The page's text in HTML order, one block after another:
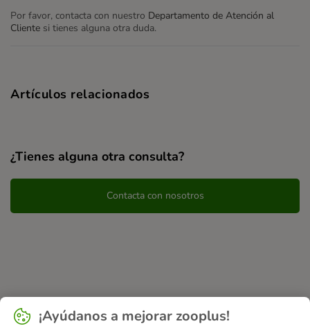
Por favor, contacta con nuestro Departamento de Atención al
Cliente si tienes alguna otra duda.
Artículos relacionados
¿Tienes alguna otra consulta?
Contacta con nosotros
¡Ayúdanos a mejorar zooplus!